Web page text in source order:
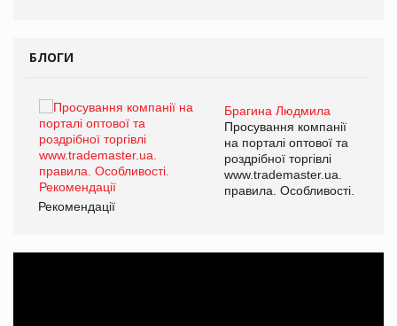
БЛОГИ
Брагина Людмила
Просування компанії
на порталі оптової та
роздрібної торгівлі
www.trademaster.ua.
правила. Особливості.
Рекомендації